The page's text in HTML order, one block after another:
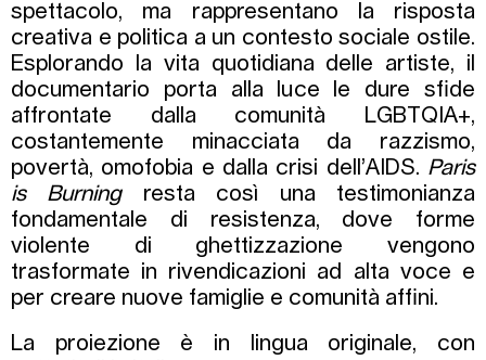
spettacolo, ma rappresentano la risposta
creativa e politica a un contesto sociale ostile.
Esplorando la vita quotidiana delle artiste, il
documentario porta alla luce le dure sfide
affrontate dalla comunità LGBTQIA+,
costantemente minacciata da razzismo,
povertà, omofobia e dalla crisi dell’AIDS. Paris
is Burningresta così una testimonianza
fondamentale di resistenza, dove forme
violente di ghettizzazione vengono
trasformate in rivendicazioni ad alta voce e
per creare nuove famiglie e comunità affini.
La proiezione è in lingua originale, con